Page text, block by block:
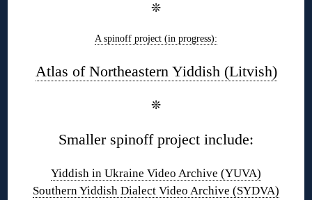
❊
A spinoff project (in progress):
Atlas of Northeastern Yiddish (Litvish)
❊
Smaller spinoff project include:
Yiddish in Ukraine Video Archive (YUVA)
Southern Yiddish Dialect Video Archive (SYDVA)